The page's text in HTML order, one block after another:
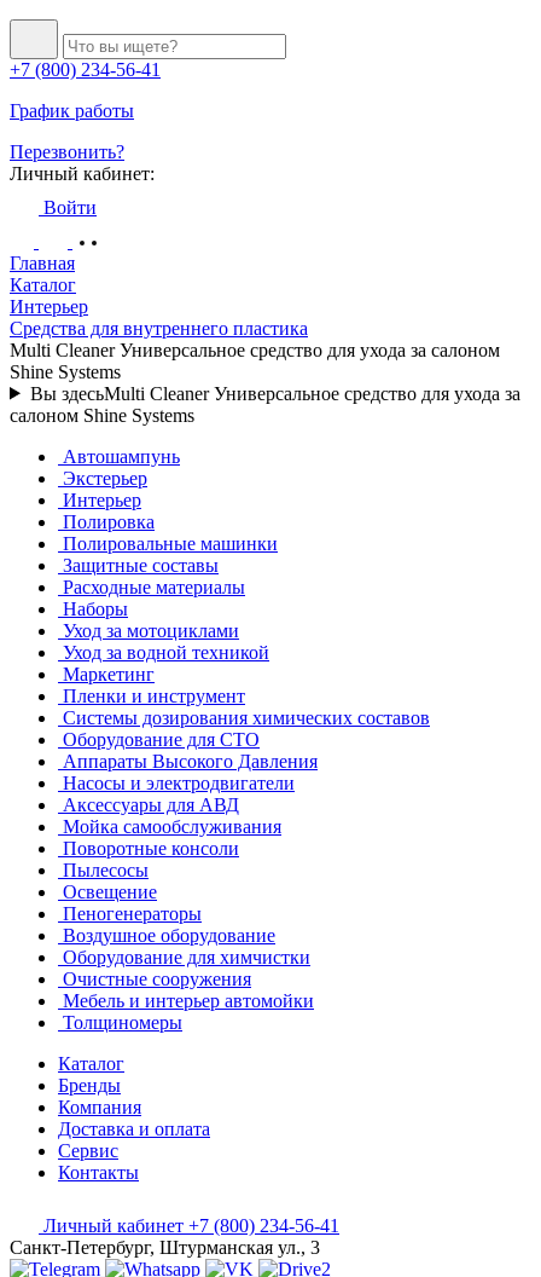
+7 (800) 234-56-41
График работы
Перезвонить?
Личный кабинет:
Войти
Главная
Каталог
Интерьер
Средства для внутреннего пластика
Multi Cleaner Универсальное средство для ухода за салоном
Shine Systems
Вы здесьMulti Cleaner Универсальное средство для ухода за
салоном Shine Systems
Автошампунь
Экстерьер
Интерьер
Полировка
Полировальные машинки
Защитные составы
Расходные материалы
Наборы
Уход за мотоциклами
Уход за водной техникой
Маркетинг
Пленки и инструмент
Системы дозирования химических составов
Оборудование для СТО
Аппараты Высокого Давления
Насосы и электродвигатели
Аксессуары для АВД
Мойка самообслуживания
Поворотные консоли
Пылесосы
Освещение
Пеногенераторы
Воздушное оборудование
Оборудование для химчистки
Очистные сооружения
Мебель и интерьер автомойки
Толщиномеры
Каталог
Бренды
Компания
Доставка и оплата
Сервис
Контакты
Личный кабинет +7 (800) 234-56-41
Санкт-Петербург, Штурманская ул., 3